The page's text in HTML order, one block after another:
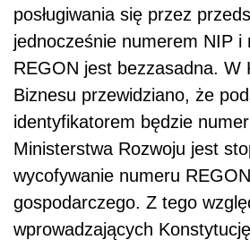
posługiwania się przez
jednocześnie numerem NIP i
REGON jest bezzasadna. W
Biznesu przewidziano, że
identyfikatorem będzie
Ministerstwa Rozwoju jest
wycofywanie numeru
gospodarczego. Z tego
wprowadzających